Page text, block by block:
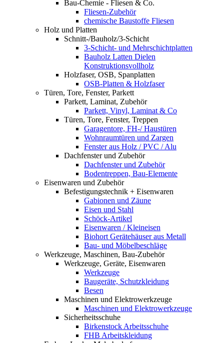
Bau-Chemie - Fliesen & Co.
Fliesen-Zubehör
chemische Baustoffe Fliesen
Holz und Platten
Schnitt-/Bauholz/3-Schicht
3-Schicht- und Mehrschichtplatten
Bauholz Latten Dielen
Konstruktionsvollholz
Holzfaser, OSB, Spanplatten
OSB-Platten & Holzfaser
Türen, Tore, Fenster, Parkett
Parkett, Laminat, Zubehör
Parkett, Vinyl, Laminat & Co
Türen, Tore, Fenster, Treppen
Garagentore, FH-/ Haustüren
Wohnraumtüren und Zargen
Fenster aus Holz / PVC / Alu
Dachfenster und Zubehör
Dachfenster und Zubehör
Bodentreppen, Bau-Elemente
Eisenwaren und Zubehör
Befestigungstechnik + Eisenwaren
Gabionen und Zäune
Eisen und Stahl
Schöck-Artikel
Eisenwaren / Kleineisen
Biohort Gerätehäuser aus Metall
Bau- und Möbelbeschläge
Werkzeuge, Maschinen, Bau-Zubehör
Werkzeuge, Geräte, Eisenwaren
Werkzeuge
Baugeräte, Schutzkleidung
Besen
Maschinen und Elektrowerkzeuge
Maschinen und Elektrowerkzeuge
Sicherheitsschuhe
Birkenstock Arbeitsschuhe
FHB Arbeitskleidung